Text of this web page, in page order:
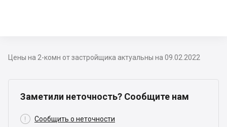
Цены на 2-комн от застройщика актуальны на 09.02.2022
Заметили неточность? Сообщите нам
 Сообщить о неточности